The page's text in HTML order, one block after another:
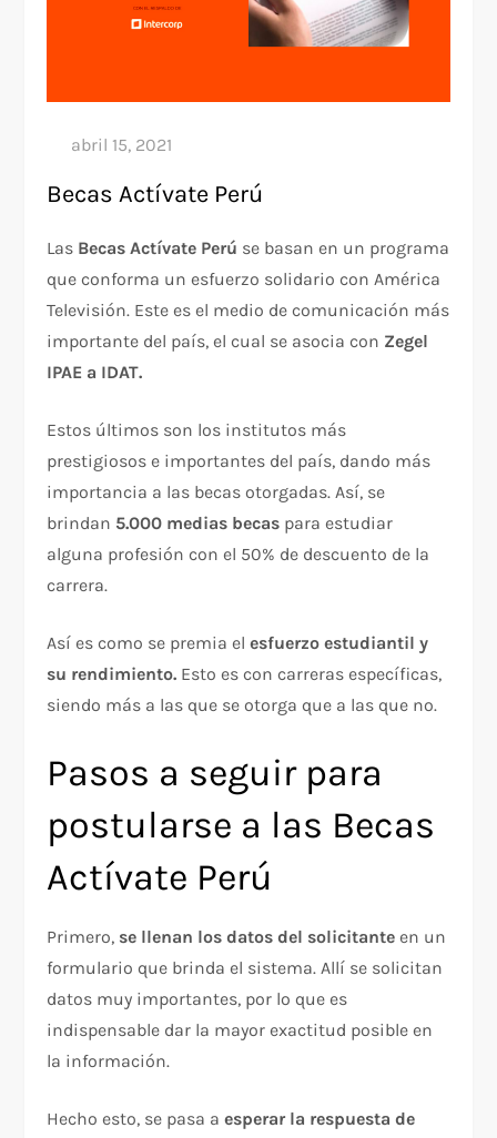
Becas Actívate Perú
Las Becas Actívate Perú se basan en un programa
que conforma un esfuerzo solidario con América
Televisión. Este es el medio de comunicación más
importante del país, el cual se asocia con Zegel
IPAE a IDAT.
Estos últimos son los institutos más
prestigiosos e importantes del país, dando más
importancia a las becas otorgadas. Así, se
brindan 5.000 medias becas para estudiar
alguna profesión con el 50% de descuento de la
carrera.
Así es como se premia elesfuerzo estudiantil y
su rendimiento. Esto es con carreras específicas,
siendo más a las que se otorga que a las que no.
Pasos a seguir para
postularse a las Becas
Actívate Perú
Primero, se llenan los datos del solicitante en un
formulario que brinda el sistema. Allí se solicitan
datos muy importantes, por lo que es
indispensable dar la mayor exactitud posible en
la información.
Hecho esto, se pasa aesperar la respuesta de